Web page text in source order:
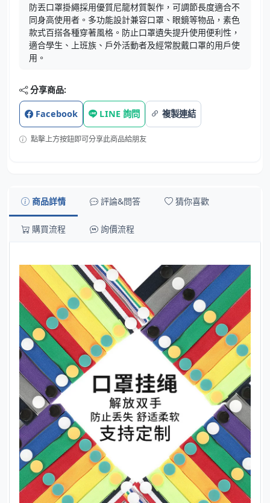
防丟口罩掛繩採用優質尼龍材質製作，可調節長度適合不
同身高使用者。多功能設計兼容口罩、眼鏡等物品，素色
款式百搭各種穿著風格。防止口罩遺失提升使用便利性，
適合學生、上班族、戶外活動者及經常脫戴口罩的用戶使
用。
分享商品:
Facebook LINE 詢問 複製連結
點擊上方按鈕即可分享此商品給朋友
商品詳情 評論&問答 猜你喜歡
購買流程 詢價流程